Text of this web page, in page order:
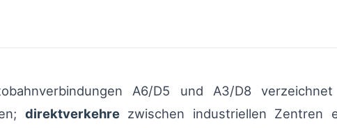
A6/D5 und A3/D8
direktverkehrezwischen industriellen Zentren